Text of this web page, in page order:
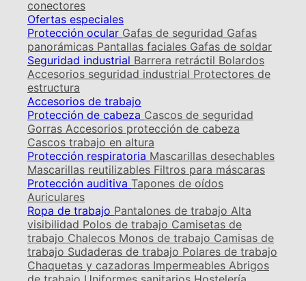
conectores
Ofertas especiales
Protección ocular Gafas de seguridad Gafas
panorámicas Pantallas faciales Gafas de soldar
Seguridad industrial Barrera retráctil Bolardos
Accesorios seguridad industrial Protectores de
estructura
Accesorios de trabajo
Protección de cabeza Cascos de seguridad
Gorras Accesorios protección de cabeza
Cascos trabajo en altura
Protección respiratoria Mascarillas desechables
Mascarillas reutilizables Filtros para máscaras
Protección auditiva Tapones de oídos
Auriculares
Ropa de trabajo Pantalones de trabajo Alta
visibilidad Polos de trabajo Camisetas de
trabajo Chalecos Monos de trabajo Camisas de
trabajo Sudaderas de trabajo Polares de trabajo
Chaquetas y cazadoras Impermeables Abrigos